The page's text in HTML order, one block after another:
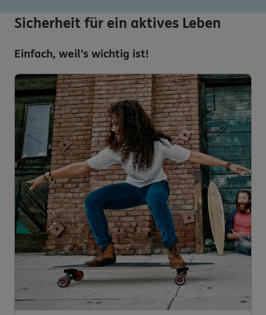
Sicherheit für ein aktives Leben
Einfach, weil's wichtig ist!